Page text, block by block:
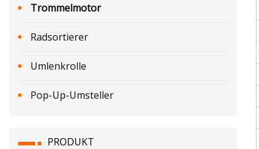
Trommelmotor
Radsortierer
Umlenkrolle
Pop-Up-Umsteller
PRODUKT